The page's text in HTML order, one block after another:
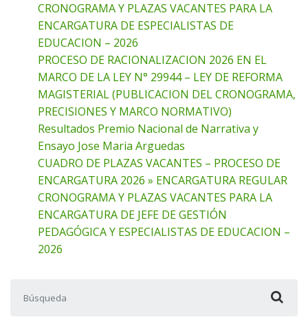
CRONOGRAMA Y PLAZAS VACANTES PARA LA
ENCARGATURA DE ESPECIALISTAS DE
EDUCACION – 2026
PROCESO DE RACIONALIZACION 2026 EN EL
MARCO DE LA LEY N° 29944 – LEY DE REFORMA
MAGISTERIAL (PUBLICACION DEL CRONOGRAMA,
PRECISIONES Y MARCO NORMATIVO)
Resultados Premio Nacional de Narrativa y
Ensayo Jose Maria Arguedas
CUADRO DE PLAZAS VACANTES – PROCESO DE
ENCARGATURA 2026 » ENCARGATURA REGULAR
CRONOGRAMA Y PLAZAS VACANTES PARA LA
ENCARGATURA DE JEFE DE GESTIÓN
PEDAGÓGICA Y ESPECIALISTAS DE EDUCACION –
2026